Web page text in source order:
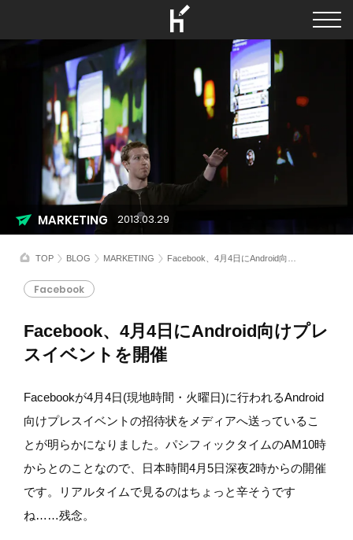
TOP BLOG MARKETING Facebook、4月4日にAndroid向けプレスイベントを開催
Facebook、4月4日にAndroid向けプレ
スイベントを開催
Facebook
MARKETING 2013.03.29
Facebookが4月4日(現地時間・火曜日)に行われるAndroid
向けプレスイベントの招待状をメディアへ送っているこ
とが明らかになりました。パシフィックタイムのAM10時
からとのことなので、日本時間4月5日深夜2時からの開催
です。リアルタイムで見るのはちょっと辛そうです
ね……残念。